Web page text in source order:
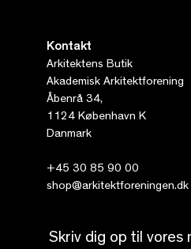
Kontakt
Arkitektens Butik
Akademisk Arkitektforening
Åbenrå 34,
1124 København K
Danmark
+45 30 85 90 00
shop@arkitektforeningen.dk
Skriv dig op til vores